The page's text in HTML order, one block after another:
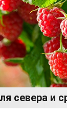
севера и